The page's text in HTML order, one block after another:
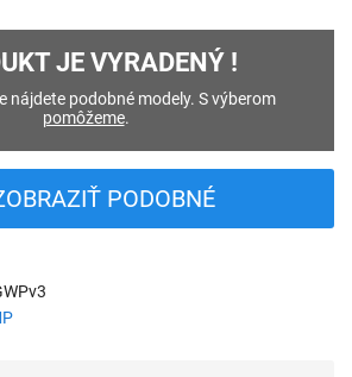
JE VYRADENÝ !
nájdete podobné modely. S výberom
pomôžeme.
ZOBRAZIŤ PODOBNÉ